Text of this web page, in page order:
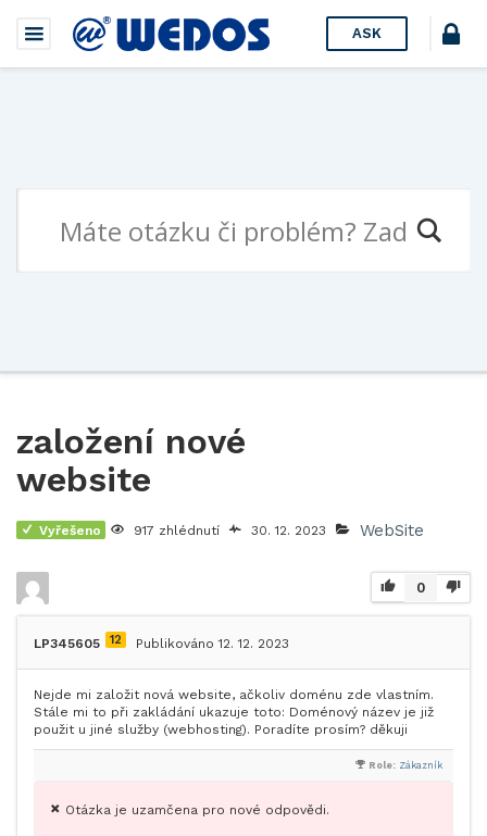
ASK
založení nové
website
Vyřešeno 917 zhlédnutí 30. 12. 2023 WebSite
0
LP345605 12 Publikováno 12. 12. 2023
Nejde mi založit nová website, ačkoliv doménu zde vlastním.
Stále mi to při zakládání ukazuje toto: Doménový název je již
použit u jiné služby (webhosting). Poradíte prosím? děkuji
Role: Zákazník
Otázka je uzamčena pro nové odpovědi.